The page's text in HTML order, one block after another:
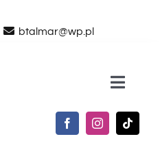
btalmar@wp.pl
Toggle